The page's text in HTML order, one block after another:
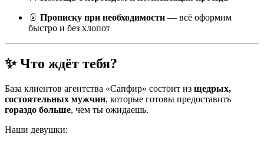
📄 Прописку при необходимости — всё оформим
быстро и без хлопот
✨ Что ждёт тебя?
База клиентов агентства «Сапфир» состоит из щедрых,
состоятельных мужчин, которые готовы предоставить
гораздо больше, чем ты ожидаешь.
Наши девушки: